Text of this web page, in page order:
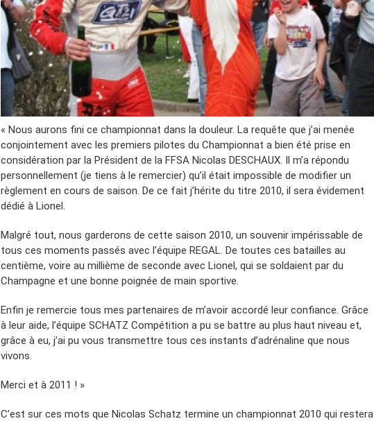
« Nous aurons fini ce championnat dans la douleur. La requête que j’ai menée
conjointement avec les premiers pilotes du Championnat a bien été prise en
considération par la Président de la FFSA Nicolas DESCHAUX. Il m’a répondu
personnellement (je tiens à le remercier) qu’il était impossible de modifier un
règlement en cours de saison. De ce fait j’hérite du titre 2010, il sera évidement
dédié à Lionel.
Malgré tout, nous garderons de cette saison 2010, un souvenir impérissable de
tous ces moments passés avec l’équipe REGAL. De toutes ces batailles au
centième, voire au millième de seconde avec Lionel, qui se soldaient par du
Champagne et une bonne poignée de main sportive.
Enfin je remercie tous mes partenaires de m’avoir accordé leur confiance. Grâce
à leur aide, l’équipe SCHATZ Compétition a pu se battre au plus haut niveau et,
grâce à eu, j’ai pu vous transmettre tous ces instants d’adrénaline que nous
vivons.
Merci et à 2011 ! »
C’est sur ces mots que Nicolas Schatz termine un championnat 2010 qui restera